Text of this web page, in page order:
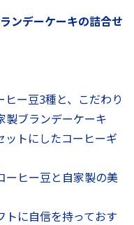
ンデーケーキの詰合せ
ー豆3種と、こだわり
製ブランデーケーキ
ットにしたコーヒーギ
ーヒー豆と自家製の美
トに自信を持っておす